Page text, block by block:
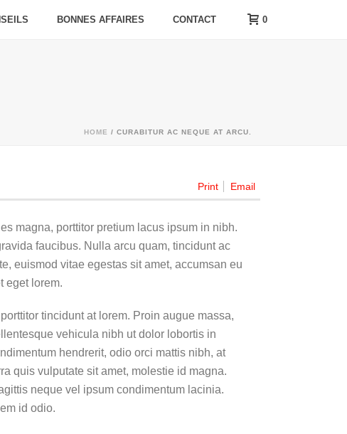
BONNES AFFAIRES CONTACT 0
HOME / CURABITUR AC NEQUE AT ARCU.
Print Email
magna, porttitor pretium lacus ipsum in nibh.
faucibus. Nulla arcu quam, tincidunt ac
euismod vitae egestas sit amet, accumsan eu
eget lorem.
tincidunt at lorem. Proin augue massa,
vehicula nibh ut dolor lobortis in
hendrerit, odio orci mattis nibh, at
quis vulputate sit amet, molestie id magna.
neque vel ipsum condimentum lacinia.
id odio.